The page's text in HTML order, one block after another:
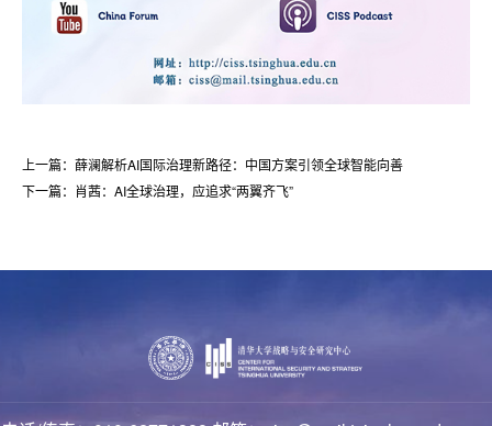
上一篇：薛澜解析AI国际治理新路径：中国方案引领全球智能向善
下一篇：肖茜：AI全球治理，应追求“两翼齐飞”